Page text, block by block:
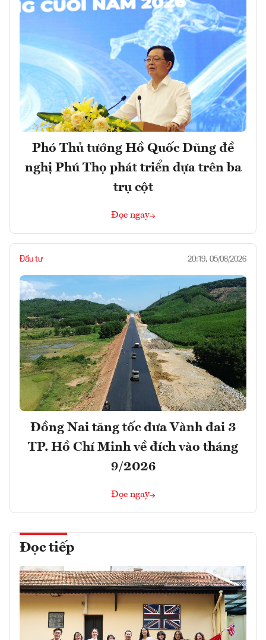
Phó Thủ tướng Hồ Quốc Dũng đề
nghị Phú Thọ phát triển dựa trên ba
trụ cột
Đọc ngay
Đầu tư 20:19, 05/08/2026
Đồng Nai tăng tốc đưa Vành đai 3
TP. Hồ Chí Minh về đích vào tháng
9/2026
Đọc ngay
Đọc tiếp